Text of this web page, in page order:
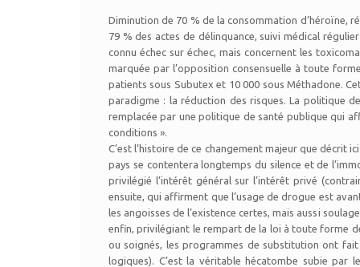
Diminution de 70 % de la consommation d’héroïne,
79 % des actes de délinquance, suivi médical
connu échec sur échec, mais concernent les
marquée par l’opposition consensuelle à toute
patients sous Subutex et 10 000 sous Méthadone.
paradigme : la réduction des risques. La politique
remplacée par une politique de santé publique qui
conditions ».
C’est l’histoire de ce changement majeur que décrit
pays se contentera longtemps du silence et de
privilégié l’intérêt général sur l’intérêt privé
ensuite, qui affirment que l’usage de drogue est
les angoisses de l’existence certes, mais aussi
enfin, privilégiant le rempart de la loi à toute forme
ou soignés, les programmes de substitution ont fait
logiques). C’est la véritable hécatombe subie par